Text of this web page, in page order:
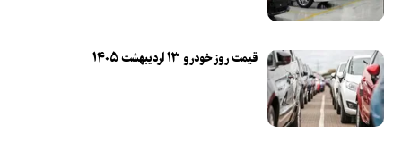
قیمت روز خودرو ۱۳ اردیبهشت ۱۴۰۵